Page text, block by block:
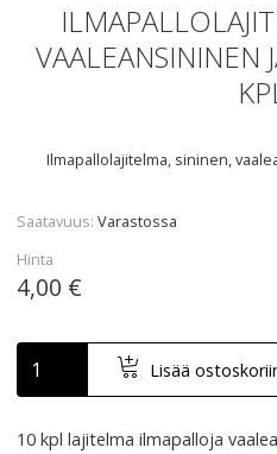
VAALEANSININEN
Ilmapallolajitelma, sininen,
Saatavuus Varastossa
Hinta
4,00 €
Lisää
10 kpl lajitelma ilmapalloja